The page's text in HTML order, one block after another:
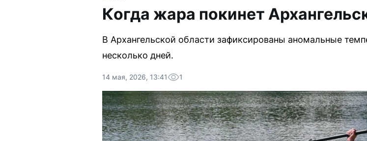
Когда жара покинет
В Архангельской области зафиксированы аномальные
несколько дней.
14 мая, 2026, 13:41 1